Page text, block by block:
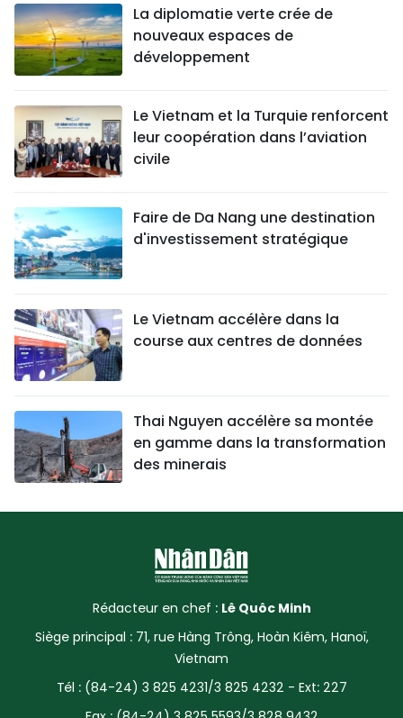
La diplomatie verte crée de
nouveaux espaces de
développement
Le Vietnam et la Turquie renforcent
leur coopération dans l’aviation
civile
Faire de Da Nang une destination
d'investissement stratégique
Le Vietnam accélère dans la
course aux centres de données
Thai Nguyen accélère sa montée
en gamme dans la transformation
des minerais
Rédacteur en chef : Lê Quôc Minh
Siège principal : 71, rue Hàng Trông, Hoàn Kiêm, Hanoï,
Vietnam
Tél : (84-24) 3 825 4231/3 825 4232 - Ext: 227